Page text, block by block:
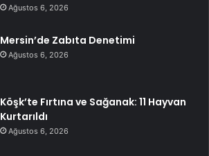
Ağustos 6, 2026
Mersin’de Zabıta Denetimi
Ağustos 6, 2026
Köşk’te Fırtına ve Sağanak: 11 Hayvan
Kurtarıldı
Ağustos 6, 2026